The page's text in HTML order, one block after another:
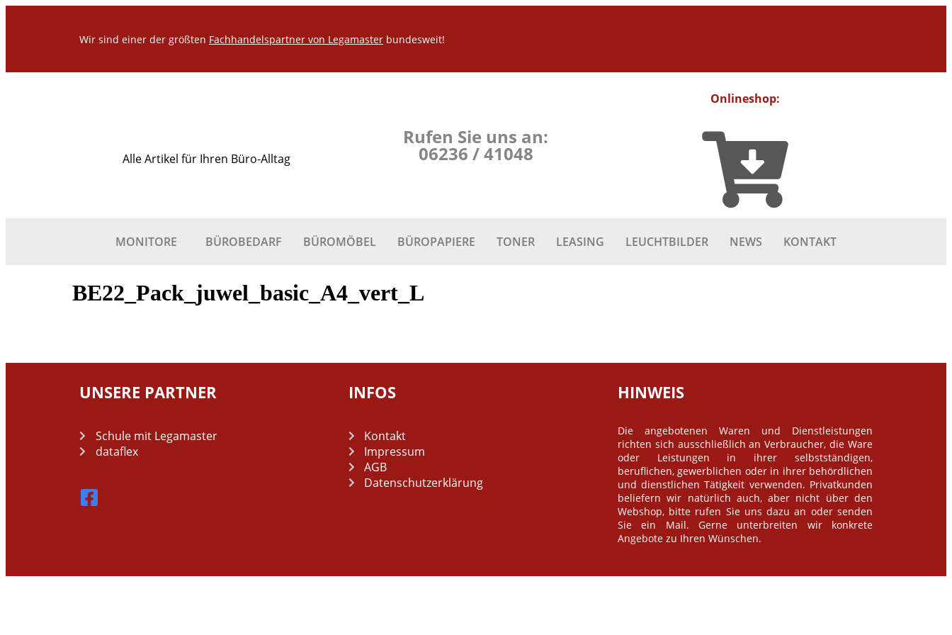
Wir sind einer der größten Fachhandelspartner von Legamaster bundesweit!
Alle Artikel für Ihren Büro-Alltag
Rufen Sie uns an:
06236 / 41048
Onlineshop:
MONITORE BÜROBEDARF BÜROMÖBEL BÜROPAPIERE TONER LEASING LEUCHTBILDER NEWS KONTAKT
BE22_Pack_juwel_basic_A4_vert_L
UNSERE PARTNER
Schule mit Legamaster
dataflex
INFOS
Kontakt
Impressum
AGB
Datenschutzerklärung
HINWEIS
Die angebotenen Waren und Dienstleistungen
richten sich ausschließlich an Verbraucher, die Ware
oder Leistungen in ihrer selbstständigen,
beruflichen, gewerblichen oder in ihrer behördlichen
und dienstlichen Tätigkeit verwenden. Privatkunden
beliefern wir natürlich auch, aber nicht über den
Webshop, bitte rufen Sie uns dazu an oder senden
Sie ein Mail. Gerne unterbreiten wir konkrete
Angebote zu Ihren Wünschen.